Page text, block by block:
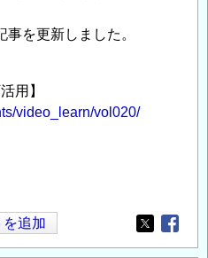
を更新しました。
用】
video_learn/vol020/
を追加
Opens in